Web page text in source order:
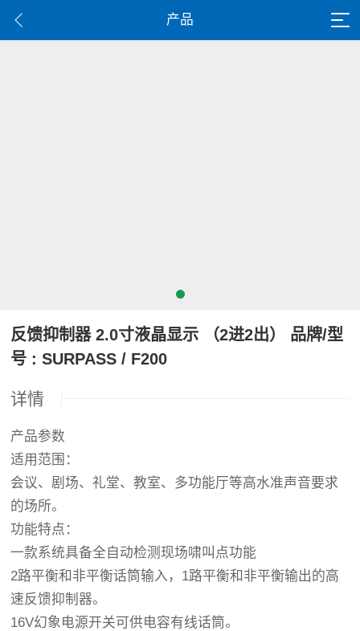
产品
反馈抑制器 2.0寸液晶显示 （2进2出） 品牌/型
号 : SURPASS / F200
详情
产品参数
适用范围：
会议、剧场、礼堂、教室、多功能厅等高水准声音要求
的场所。
功能特点：
一款系统具备全自动检测现场啸叫点功能
2路平衡和非平衡话筒输入，1路平衡和非平衡输出的高
速反馈抑制器。
16V幻象电源开关可供电容有线话筒。